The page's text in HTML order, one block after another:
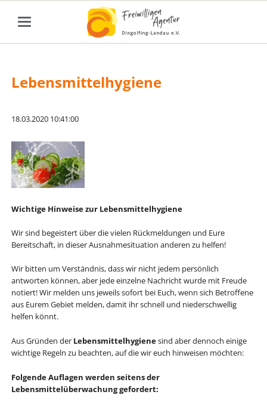
Lebensmittelhygiene
18.03.2020 10:41:00
Wichtige Hinweise zur Lebensmittelhygiene
Wir sind begeistert über die vielen Rückmeldungen und Eure
Bereitschaft, in dieser Ausnahmesituation anderen zu helfen!
Wir bitten um Verständnis, dass wir nicht jedem persönlich
antworten können, aber jede einzelne Nachricht wurde mit Freude
notiert! Wir melden uns jeweils sofort bei Euch, wenn sich Betroffene
aus Eurem Gebiet melden, damit ihr schnell und niederschwellig
helfen könnt.
Aus Gründen der Lebensmittelhygienesind aber dennoch einige
wichtige Regeln zu beachten, auf die wir euch hinweisen möchten:
Folgende Auflagen werden seitens der
Lebensmittelüberwachung gefordert: